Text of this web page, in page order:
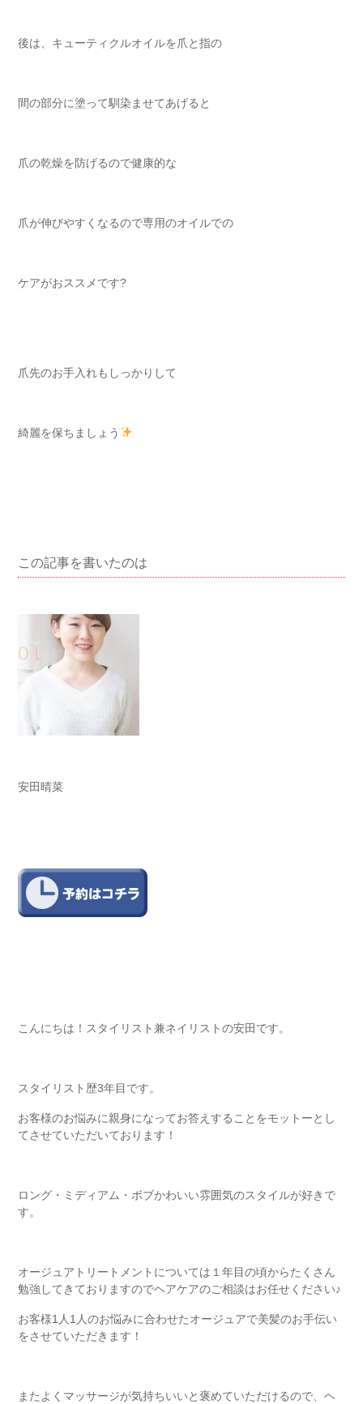
後は、キューティクルオイルを爪と指の
間の部分に塗って馴染ませてあげると
爪の乾燥を防げるので健康的な
爪が伸びやすくなるので専用のオイルでの
ケアがおススメです?
爪先のお手入れもしっかりして
綺麗を保ちましょう
この記事を書いたのは
安田晴菜
こんにちは！スタイリスト兼ネイリストの安田です。
スタイリスト歴3年目です。
お客様のお悩みに親身になってお答えすることをモットーとし
てさせていただいております！
ロング・ミディアム・ボブかわいい雰囲気のスタイルが好きで
す。
オージュアトリートメントについては１年目の頃からたくさん
勉強してきておりますのでヘアケアのご相談はお任せください♪
お客様1人1人のお悩みに合わせたオージュアで美髪のお手伝い
をさせていただきます！
またよくマッサージが気持ちいいと褒めていただけるので、ヘ